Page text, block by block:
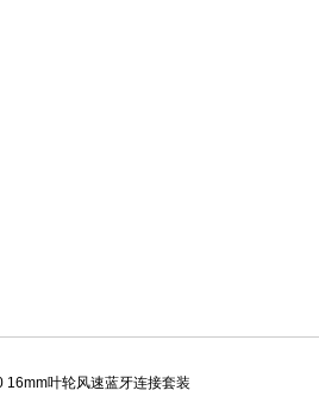
16mm叶轮风速蓝牙连接套装